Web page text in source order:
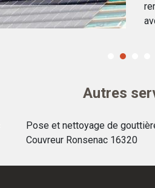
Autres
Pose et nettoyage de
Couvreur Ronsenac 16320